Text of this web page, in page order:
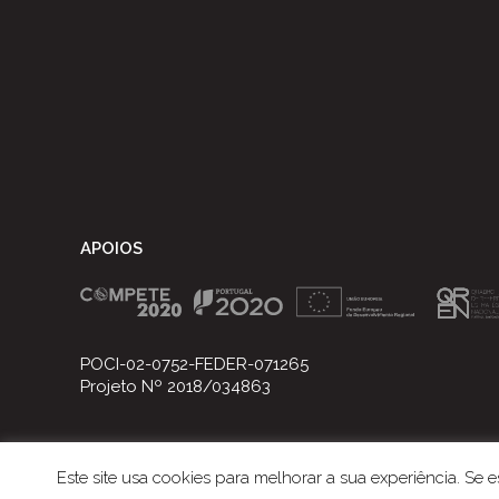
APOIOS
POCI-02-0752-FEDER-071265
Projeto Nº 2018/034863
©2021 FUNDAÇÃO EUGÉNIO DE ALMEIDA Todos os direitos
Este site usa cookies para melhorar a sua experiência.